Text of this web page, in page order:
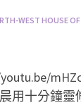
WEST HOUSE OF
用十分鐘靈